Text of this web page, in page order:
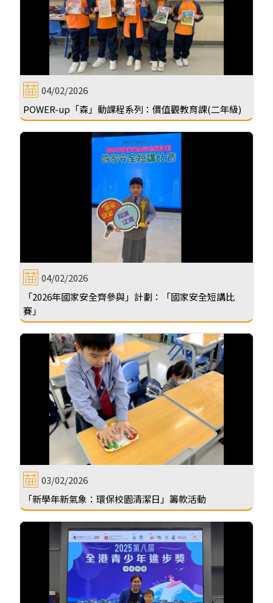
04/02/2026
POWER-up「森」動課程系列：價值觀教育課(二年級)
04/02/2026
「2026年國家安全齊參與」計劃：「國家安全短講比
賽」
03/02/2026
「新學年新氣象：環保校園清潔日」籌款活動